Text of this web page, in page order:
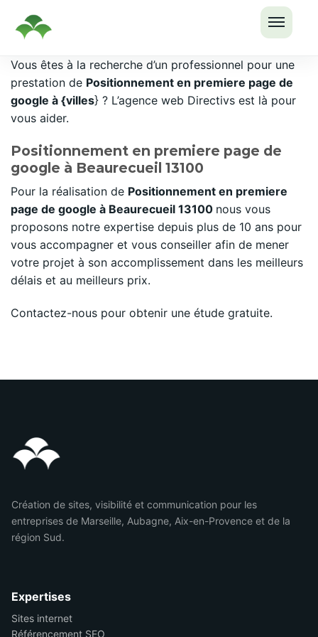
LE
MENU
Passer
au
contenu
Vous êtes à la recherche d’un professionnel pour une
prestation de Positionnement en premiere page de
google à {villes} ? L’agence web Directivs est là pour
vous aider.
Positionnement en premiere page de
google à Beaurecueil 13100
Pour la réalisation de Positionnement en premiere
page de google à Beaurecueil 13100 nous vous
proposons notre expertise depuis plus de 10 ans pour
vous accompagner et vous conseiller afin de mener
votre projet à son accomplissement dans les meilleurs
délais et au meilleurs prix.
Contactez-nous pour obtenir une étude gratuite.
Création de sites, visibilité et communication pour les
entreprises de Marseille, Aubagne, Aix-en-Provence et de la
région Sud.
Expertises
Sites internet
Référencement SEO